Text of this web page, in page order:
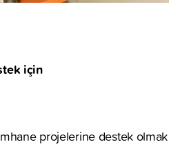
için
projelerine destek